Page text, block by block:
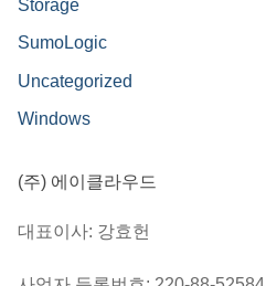
Storage
SumoLogic
Uncategorized
Windows
(주) 에이클라우드
대표이사: 강효헌